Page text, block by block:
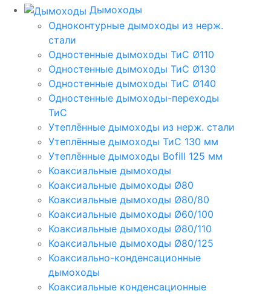
Дымоходы
Одноконтурные дымоходы из нерж.
стали
Одностенные дымоходы ТиС Ø110
Одностенные дымоходы ТиС Ø130
Одностенные дымоходы ТиС Ø140
Одностенные дымоходы-переходы
ТиС
Утеплённые дымоходы из нерж. стали
Утеплённые дымоходы ТиС 130 мм
Утеплённые дымоходы Bofill 125 мм
Коаксиальные дымоходы
Коаксиальные дымоходы Ø80
Коаксиальные дымоходы Ø80/80
Коаксиальные дымоходы Ø60/100
Коаксиальные дымоходы Ø80/110
Коаксиальные дымоходы Ø80/125
Коаксиально-конденсационные
дымоходы
Коаксиальные конденсационные